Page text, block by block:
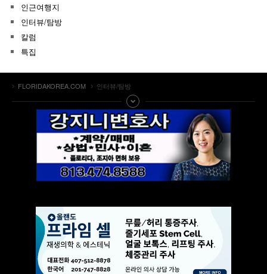
인근여행지
인터뷰/탐방
칼럼
특집
FLORIDAKOREA.COM 인터뷰/탐방